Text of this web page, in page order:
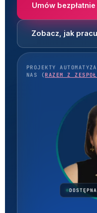
Umów
Zobacz, jak
PROJEKTY
NAS (RAZEM Z
DOSTĘPNA